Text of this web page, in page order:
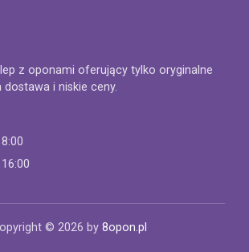
z oponami oferujący tylko oryginalne
dostawa i niskie ceny.
© 2026 by 8opon.pl